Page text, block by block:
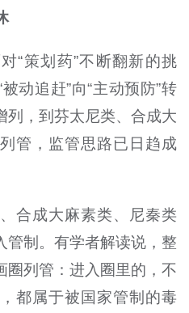
“策划药”不断翻新的挑
动追赶”向“主动预防”转
列，到芬太尼类、合成大
管，监管思路已日趋成
合成大麻素类、尼秦类
管制。有学者解读说，整
圈列管：进入圈里的，不
都属于被国家管制的毒